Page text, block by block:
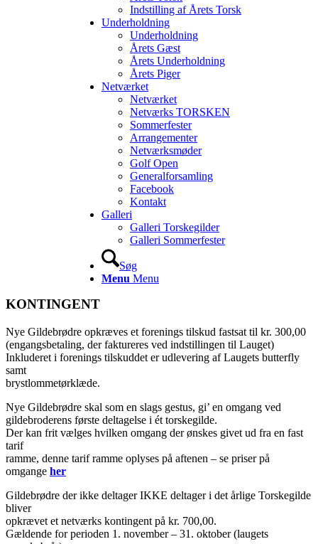
Indstilling af Årets Torsk
Underholdning
Underholdning
Årets Gæst
Årets Underholdning
Årets Piger
Netværket
Netværket
Netværks TORSKEN
Sommerfester
Arrangementer
Netværksmøder
Golf Open
Generalforsamling
Facebook
Kontakt
Galleri
Galleri Torskegilder
Galleri Sommerfester
Søg
Menu Menu
KONTINGENT
Nye Gildebrødre opkræves et forenings tilskud fastsat til kr. 300,00
(engangsbetaling, der faktureres ved indstillingen til Lauget)
Inkluderet i forenings tilskuddet er udlevering af Laugets butterfly
samt
brystlommetørklæde.
Nye Gildebrødre skal som en slags gestus, gi’ en omgang ved
gildebroderens første deltagelse i ét torskegilde.
Der kan frit vælges hvilken omgang der ønskes givet ud fra en fast
tarif
ramme, denne tarif ramme oplyses på aftenen – se priser på
omgange her
Gildebrødre der ikke deltager IKKE deltager i det årlige Torskegilde
bliver
opkrævet et netværks kontingent på kr. 700,00.
Gældende for perioden 1. november – 31. oktober (laugets